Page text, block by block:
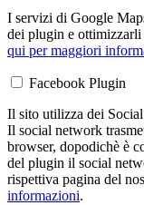
I servizi di Google
dei plugin e ottimizzarli
qui per maggiori
Facebook Plugin
Il sito utilizza dei
Il social network
browser, dopodichè è
del plugin il social
rispettiva pagina del
informazioni.